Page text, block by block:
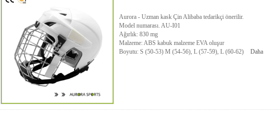
Aurora - Uzman kask Çin Alibaba tedarikçi önerilir.
Model numarası. AU-I01
Ağırlık: 830 mg
Malzeme: ABS kabuk malzeme EVA oluşur
Boyutu: S (50-53) M (54-56), L (57-59), L (60-62)
Daha